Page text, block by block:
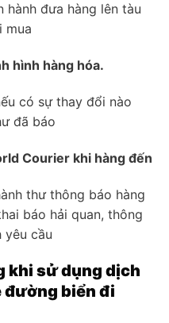
đưa hàng lên tàu
mua
hình hàng hóa.
có sự thay đổi nào
đã báo
Courier khi hàng đến
thư thông báo hàng
báo hải quan, thông
yêu cầu
khi sử dụng dịch
đường biển đi